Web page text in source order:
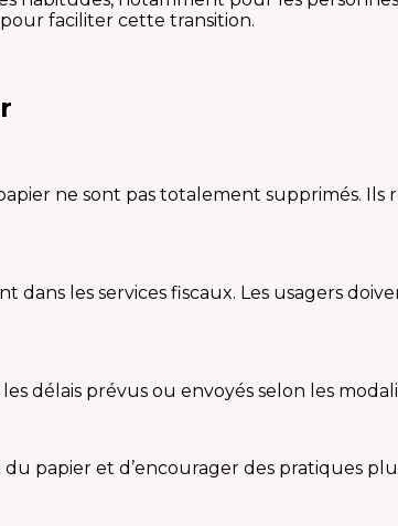
faciliter cette transition.
ne sont pas totalement supprimés.
les services fiscaux. Les usagers
délais prévus ou envoyés selon les
papier et d’encourager des pratiques